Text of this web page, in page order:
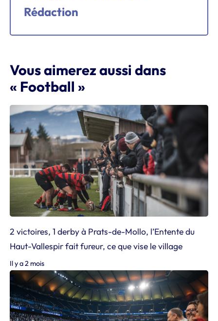
Rédaction
Vous aimerez aussi dans
« Football »
2 victoires, 1 derby à Prats-de-Mollo, l’Entente du
Haut-Vallespir fait fureur, ce que vise le village
Il y a 2 mois